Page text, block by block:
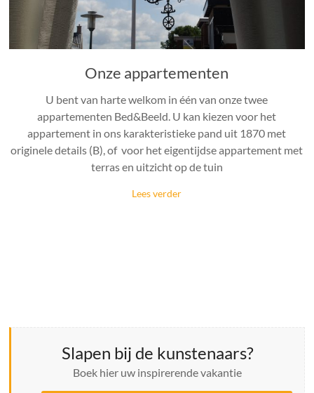
Onze appartementen
U bent van harte welkom in één van onze twee
appartementen Bed&Beeld. U kan kiezen voor het
appartement in ons karakteristieke pand uit 1870 met
originele details (B), of voor het eigentijdse appartement met
terras en uitzicht op de tuin
Lees verder
Slapen bij de kunstenaars?
Boek hier uw inspirerende vakantie